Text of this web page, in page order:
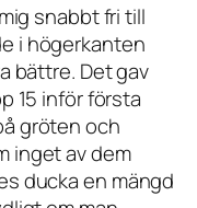
snabbt fri till
i högerkanten
bättre. Det gav
15 inför första
gröten och
inget av dem
ducka en mängd